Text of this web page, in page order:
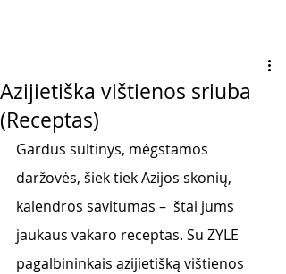
Azijietiška vištienos sriuba
(Receptas)
Gardus sultinys, mėgstamos
daržovės, šiek tiek Azijos skonių,
kalendros savitumas –  štai jums
jaukaus vakaro receptas. Su ZYLE
pagalbininkais azijietišką vištienos